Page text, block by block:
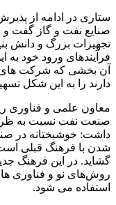
ستاری در ادامه از
صنایع نفت و گاز گفت و
تجهیزات بزرگ و دانش
فرآیندهای ورود خود
آن بخشی که شرکت های
دارند را به این شکل
معاون علمی و فناوری
صنعت نفت نسبت به
داشت: خوشبختانه در
شدن با فرهنگ قبلی
گشاید. در این فرهنگ
روش‌های نو و فناوری
استفاده می شود.